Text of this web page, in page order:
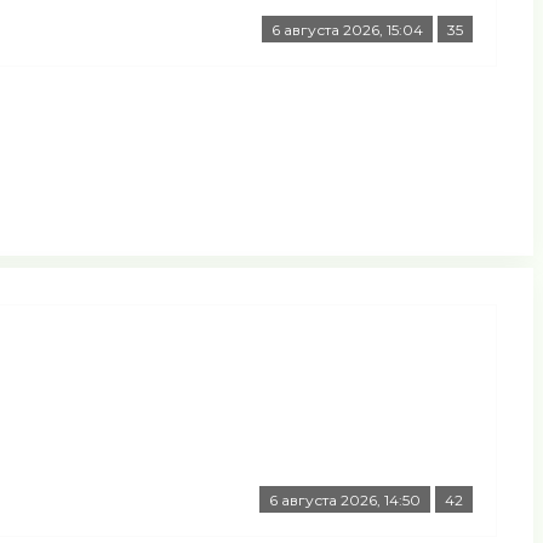
6 августа 2026, 15:04 35
6 августа 2026, 14:50 42